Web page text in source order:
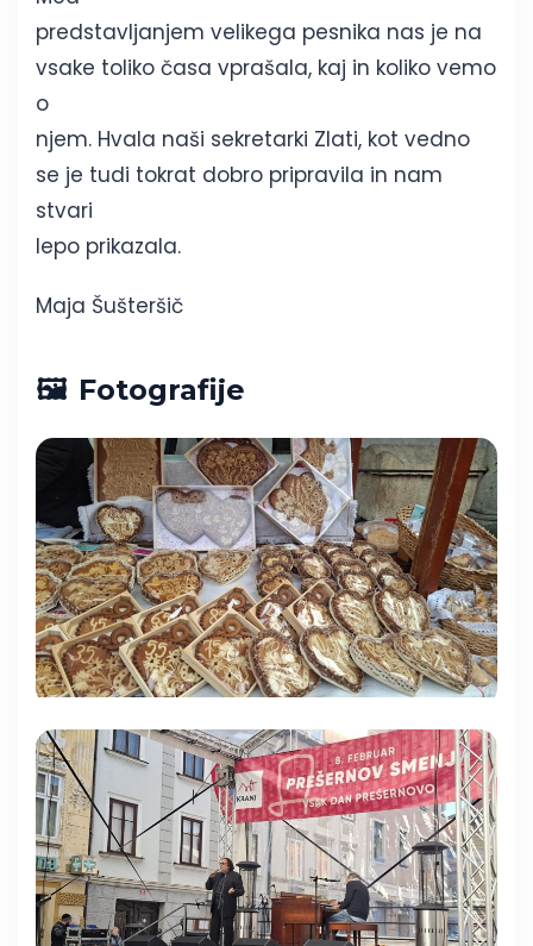
predstavljanjem velikega pesnika nas je na
vsake toliko časa vprašala, kaj in koliko vemo
o
njem. Hvala naši sekretarki Zlati, kot vedno
se je tudi tokrat dobro pripravila in nam
stvari
lepo prikazala.
Maja Šušteršič
Fotografije